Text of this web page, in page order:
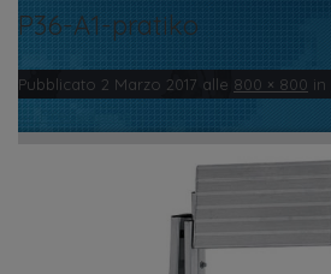
P36-A1-pratiko
Pubblicato 2 Marzo 2017 alle 800 × 800 in